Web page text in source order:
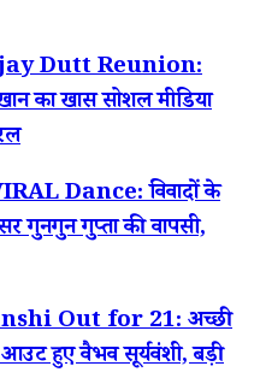
Dutt Reunion:
का खास सोशल मीडिया
Dance: विवादों के
गुनगुन गुप्ता की वापसी,
Out for 21: अच्छी
हुए वैभव सूर्यवंशी, बड़ी